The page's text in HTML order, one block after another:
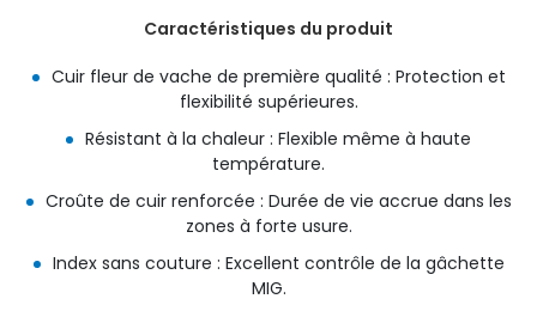
Caractéristiques du produit
Cuir fleur de vache de première qualité : Protection et
flexibilité supérieures.
Résistant à la chaleur : Flexible même à haute
température.
Croûte de cuir renforcée : Durée de vie accrue dans les
zones à forte usure.
Index sans couture : Excellent contrôle de la gâchette
MIG.